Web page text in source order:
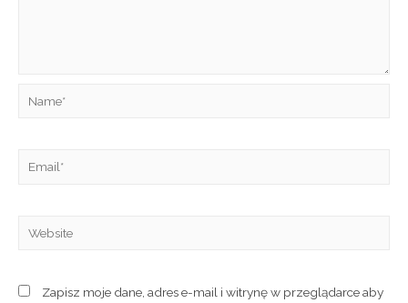
Zapisz moje dane, adres e-mail i witrynę w przeglądarce aby